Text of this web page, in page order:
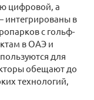
цифровой, а
в
с гольф-
в ОАЭ и
для
обещают до
технологий,